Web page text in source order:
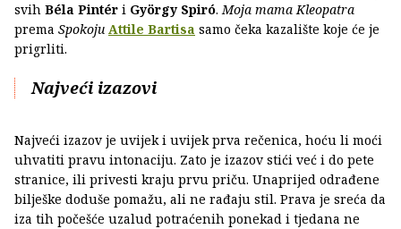
svih Béla Pintér i György Spiró.Moja mama Kleopatra
prema Spokoju Attile Bartisa samo čeka kazalište koje će je
prigrliti.
Najveći izazovi
Najveći izazov je uvijek i uvijek prva rečenica, hoću li moći
uhvatiti pravu intonaciju. Zato je izazov stići već i do pete
stranice, ili privesti kraju prvu priču. Unaprijed odrađene
bilješke doduše pomažu, ali ne rađaju stil. Prava je sreća da
iza tih počešće uzalud potraćenih ponekad i tjedana ne